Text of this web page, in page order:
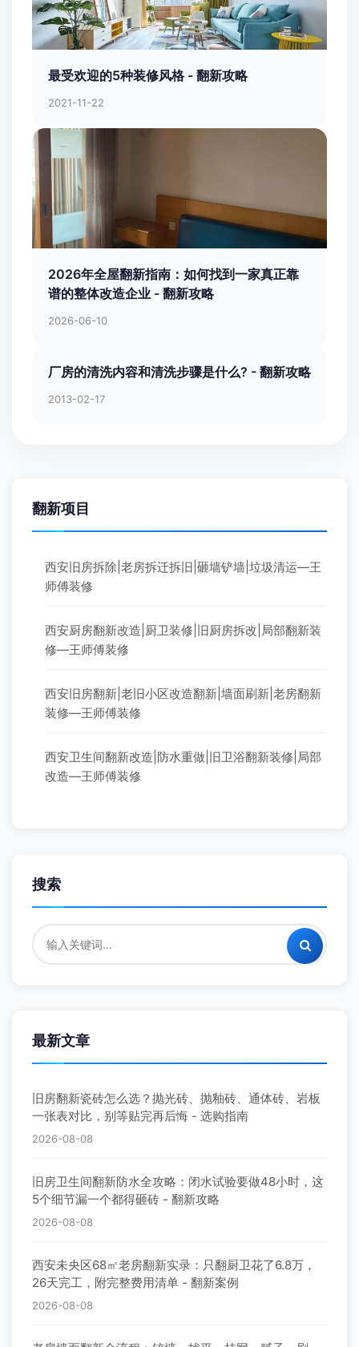
最受欢迎的5种装修风格 - 翻新攻略
2021-11-22
2026年全屋翻新指南：如何找到一家真正靠
谱的整体改造企业 - 翻新攻略
2026-06-10
厂房的清洗内容和清洗步骤是什么? - 翻新攻略
2013-02-17
翻新项目
西安旧房拆除|老房拆迁拆旧|砸墙铲墙|垃圾清运—王
师傅装修
西安厨房翻新改造|厨卫装修|旧厨房拆改|局部翻新装
修—王师傅装修
西安旧房翻新|老旧小区改造翻新|墙面刷新|老房翻新
装修—王师傅装修
西安卫生间翻新改造|防水重做|旧卫浴翻新装修|局部
改造—王师傅装修
搜索
最新文章
旧房翻新瓷砖怎么选？抛光砖、抛釉砖、通体砖、岩板
一张表对比，别等贴完再后悔 - 选购指南
2026-08-08
旧房卫生间翻新防水全攻略：闭水试验要做48小时，这
5个细节漏一个都得砸砖 - 翻新攻略
2026-08-08
西安未央区68㎡老房翻新实录：只翻厨卫花了6.8万，
26天完工，附完整费用清单 - 翻新案例
2026-08-08